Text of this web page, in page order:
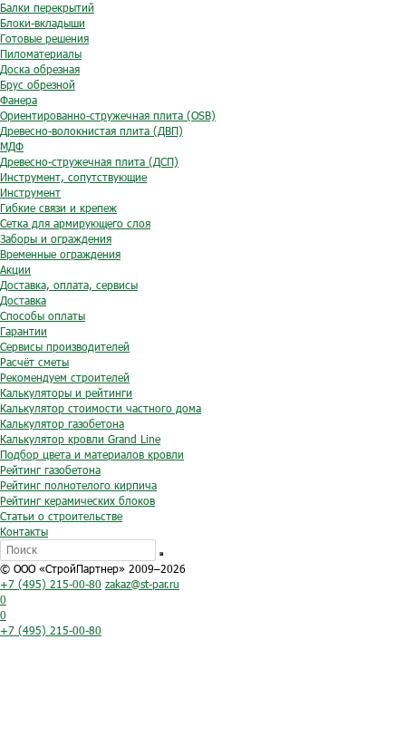
Балки перекрытий
Блоки-вкладыши
Готовые решения
Пиломатериалы
Доска обрезная
Брус обрезной
Фанера
Ориентированно-стружечная плита (OSB)
Древесно-волокнистая плита (ДВП)
МДФ
Древесно-стружечная плита (ДСП)
Инструмент, сопутствующие
Инструмент
Гибкие связи и крепеж
Сетка для армирующего слоя
Заборы и ограждения
Временные ограждения
Акции
Доставка, оплата, сервисы
Доставка
Способы оплаты
Гарантии
Сервисы производителей
Расчёт сметы
Рекомендуем строителей
Калькуляторы и рейтинги
Калькулятор стоимости частного дома
Калькулятор газобетона
Калькулятор кровли Grand Line
Подбор цвета и материалов кровли
Рейтинг газобетона
Рейтинг полнотелого кирпича
Рейтинг керамических блоков
Статьи о строительстве
Контакты
© ООО «СтройПартнер» 2009–2026
+7 (495) 215-00-80 zakaz@st-par.ru
0
0
+7 (495) 215-00-80